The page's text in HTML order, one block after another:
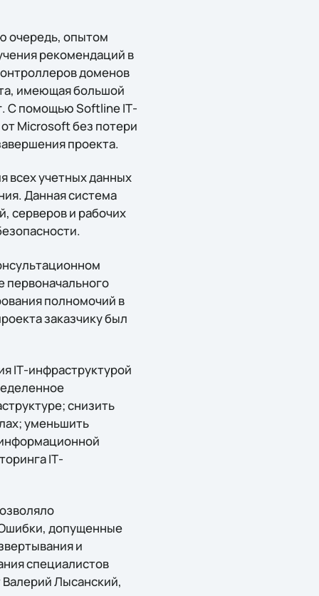
очередь, опытом
рекомендаций в
доменов
имеющая большой
С помощью Softline IТ-
Microsoft без потери
проекта.
всех учетных данных
Данная система
серверов и рабочих
первоначального
полномочий в
заказчику был
IТ-инфраструктурой
снизить
уменьшить
IТ-
допущенные
и
специалистов
Лысанский,